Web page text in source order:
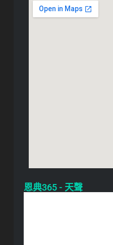
恩典365 - 天聲